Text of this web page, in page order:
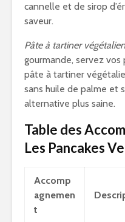
cannelle et de sirop
saveur.
Pâte à tartiner
gourmande, servez vos
pâte à tartiner
sans huile de palme et
alternative plus saine.
Table des
Les Pancakes
Accomp
agnemen
t